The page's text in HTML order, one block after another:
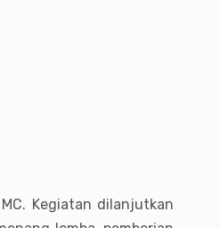
Kegiatan dilanjutkan